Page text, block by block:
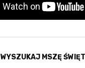
WYSZUKAJ MSZĘ